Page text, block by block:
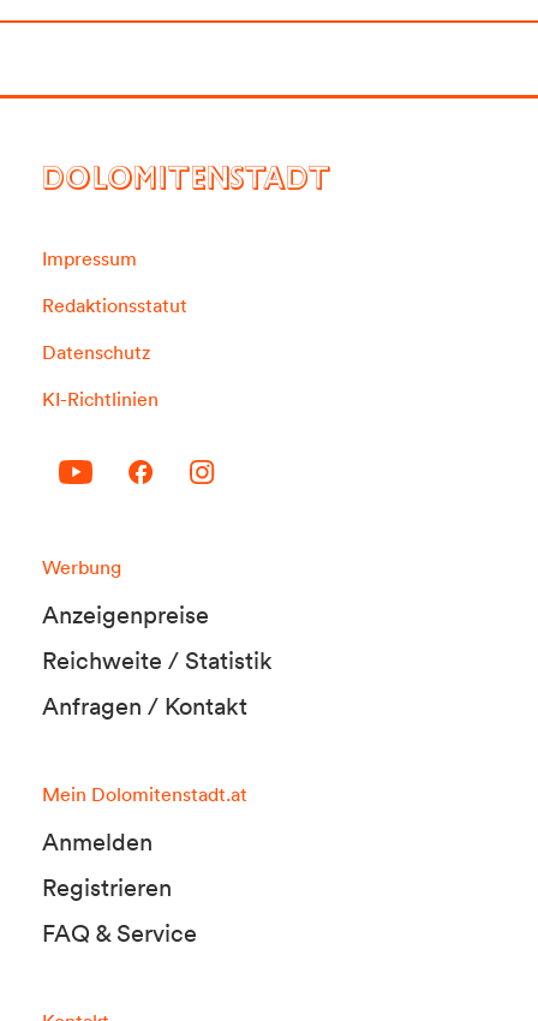
DOLOMITENSTADT
Impressum
Redaktionsstatut
Datenschutz
KI-Richtlinien
Werbung
Anzeigenpreise
Reichweite / Statistik
Anfragen / Kontakt
Mein Dolomitenstadt.at
Anmelden
Registrieren
FAQ & Service